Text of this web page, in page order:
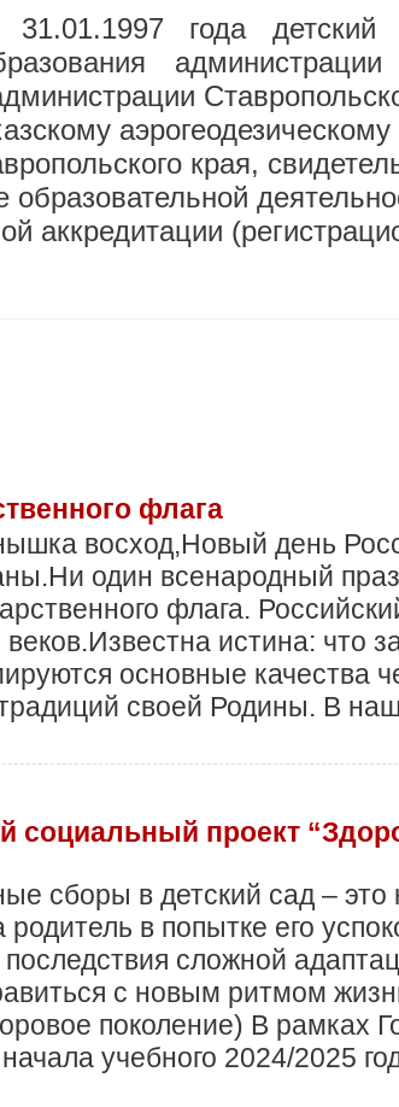
года
края,
аккредитации
флага
восход,Новый день
один всенародный
флага.
веков.Известна истина: что
основные качества
своей Родины. В
социальный проект
сборы в детский сад –
родитель в попытке его
последствия сложной
с новым ритмом
поколение) В рамках
учебного 2024/2025